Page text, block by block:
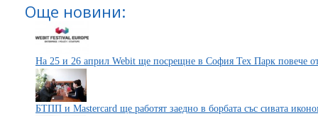
Още новини:
На 25 и 26 април Webit ще посрещне в София Тех Парк повече
БТПП и Mastercard ще работят заедно в борбата със сивата